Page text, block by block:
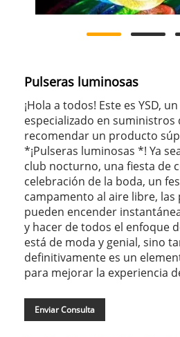
Pulseras luminosas
¡Hola a todos! Este es YSD,
especializado en suministros
recomendar un producto
*¡Pulseras luminosas *! Ya
club nocturno, una fiesta de
celebración de la boda, un
campamento al aire libre,
pueden encender
y hacer de todos el enfoque
está de moda y genial, sino
definitivamente es un
para mejorar la experiencia
Enviar Consulta